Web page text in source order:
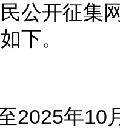
公开征集
下。
2025年10